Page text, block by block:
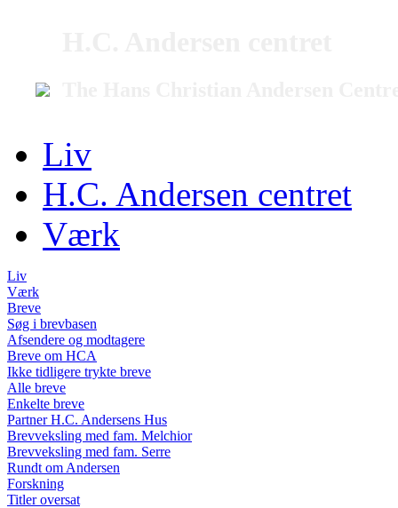
Liv
H.C. Andersen centret
Værk
Liv
Værk
Breve
Søg i brevbasen
Afsendere og modtagere
Breve om HCA
Ikke tidligere trykte breve
Alle breve
Enkelte breve
Partner H.C. Andersens Hus
Brevveksling med fam. Melchior
Brevveksling med fam. Serre
Rundt om Andersen
Forskning
Titler oversat